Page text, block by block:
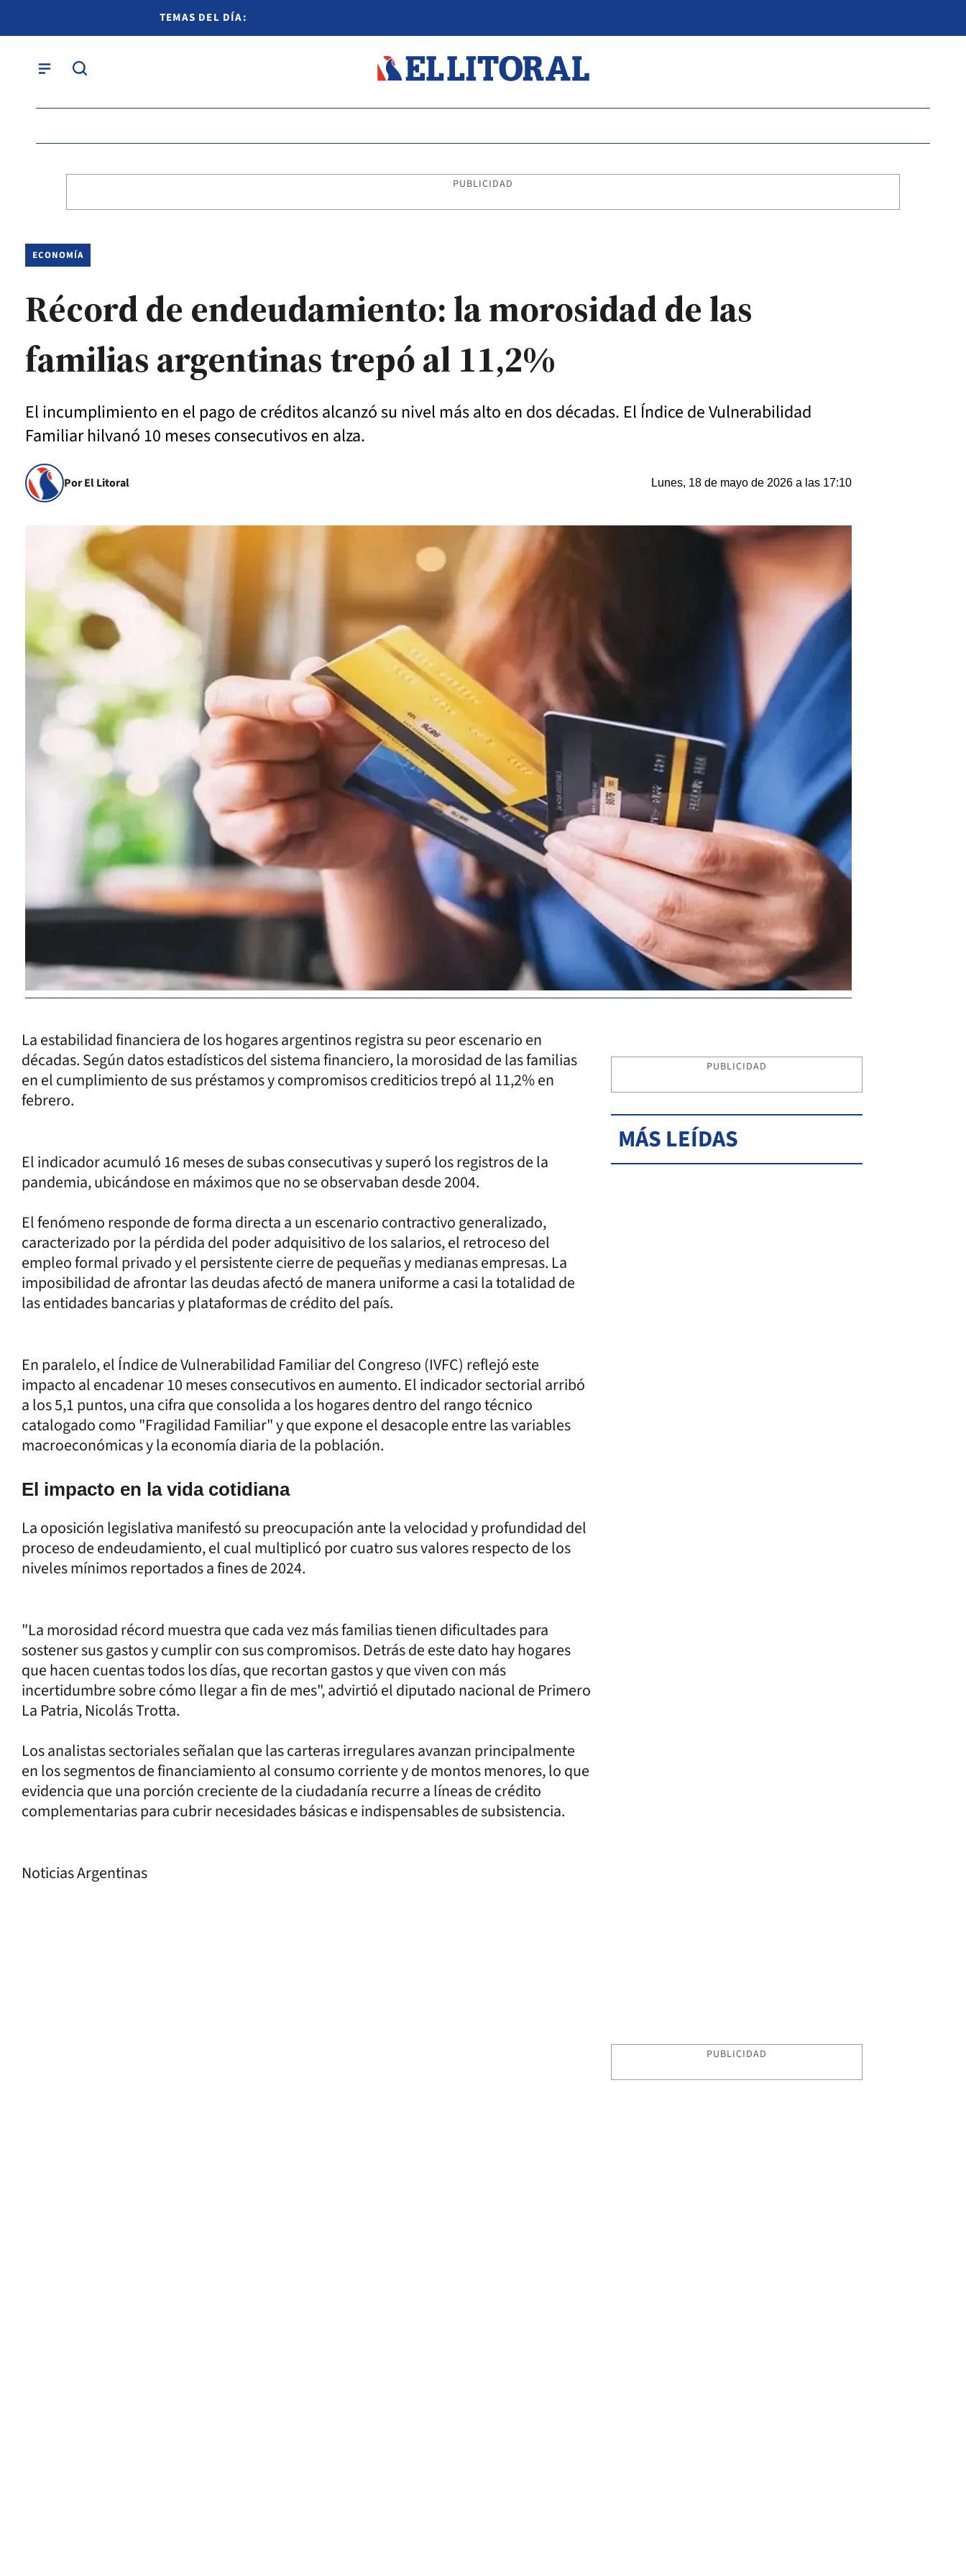
TEMAS DEL DÍA:
PUBLICIDAD
ECONOMÍA
Récord de endeudamiento: la morosidad de las
familias argentinas trepó al 11,2%
El incumplimiento en el pago de créditos alcanzó su nivel más alto en dos décadas. El Índice de Vulnerabilidad
Familiar hilvanó 10 meses consecutivos en alza.
Por El Litoral Lunes, 18 de mayo de 2026 a las 17:10
La estabilidad financiera de los hogares argentinos registra su peor escenario en
décadas. Según datos estadísticos del sistema financiero, la morosidad de las familias
en el cumplimiento de sus préstamos y compromisos crediticios trepó al 11,2% en
febrero.
El indicador acumuló 16 meses de subas consecutivas y superó los registros de la
pandemia, ubicándose en máximos que no se observaban desde 2004.
El fenómeno responde de forma directa a un escenario contractivo generalizado,
caracterizado por la pérdida del poder adquisitivo de los salarios, el retroceso del
empleo formal privado y el persistente cierre de pequeñas y medianas empresas. La
imposibilidad de afrontar las deudas afectó de manera uniforme a casi la totalidad de
las entidades bancarias y plataformas de crédito del país.
En paralelo, el Índice de Vulnerabilidad Familiar del Congreso (IVFC) reflejó este
impacto al encadenar 10 meses consecutivos en aumento. El indicador sectorial arribó
a los 5,1 puntos, una cifra que consolida a los hogares dentro del rango técnico
catalogado como "Fragilidad Familiar" y que expone el desacople entre las variables
macroeconómicas y la economía diaria de la población.
El impacto en la vida cotidiana
La oposición legislativa manifestó su preocupación ante la velocidad y profundidad del
proceso de endeudamiento, el cual multiplicó por cuatro sus valores respecto de los
niveles mínimos reportados a fines de 2024.
"La morosidad récord muestra que cada vez más familias tienen dificultades para
sostener sus gastos y cumplir con sus compromisos. Detrás de este dato hay hogares
que hacen cuentas todos los días, que recortan gastos y que viven con más
incertidumbre sobre cómo llegar a fin de mes", advirtió el diputado nacional de Primero
La Patria, Nicolás Trotta.
Los analistas sectoriales señalan que las carteras irregulares avanzan principalmente
en los segmentos de financiamiento al consumo corriente y de montos menores, lo que
evidencia que una porción creciente de la ciudadanía recurre a líneas de crédito
complementarias para cubrir necesidades básicas e indispensables de subsistencia.
Noticias Argentinas
PUBLICIDAD
MÁS LEÍDAS
PUBLICIDAD